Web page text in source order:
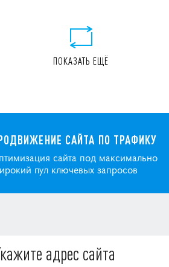
ПОКАЗАТЬ ЕЩЁ
САЙТА ПО ТРАФИКУ
сайта под максимально
пул ключевых запросов